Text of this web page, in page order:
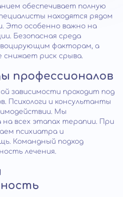
обеспечивает полную
находятся рядом
Это особенно важно на
Безопасная среда
факторам, а
снижает риск срыва.
профессионалов
зависимости проходит под
Психологи и консультанты
Мы
всех этапах терапии. При
психиатра и
Командный подход
лечения.